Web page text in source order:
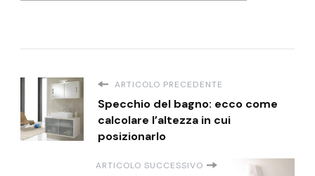
ARTICOLO PRECEDENTE
Specchio del bagno: ecco come
calcolare l’altezza in cui
posizionarlo
ARTICOLO SUCCESSIVO